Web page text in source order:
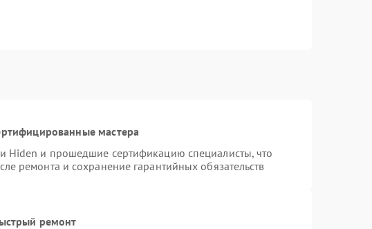
мастера
Hiden и прошедшие сертификацию специалисты, что
ремонта и сохранение гарантийных обязательств
ремонт